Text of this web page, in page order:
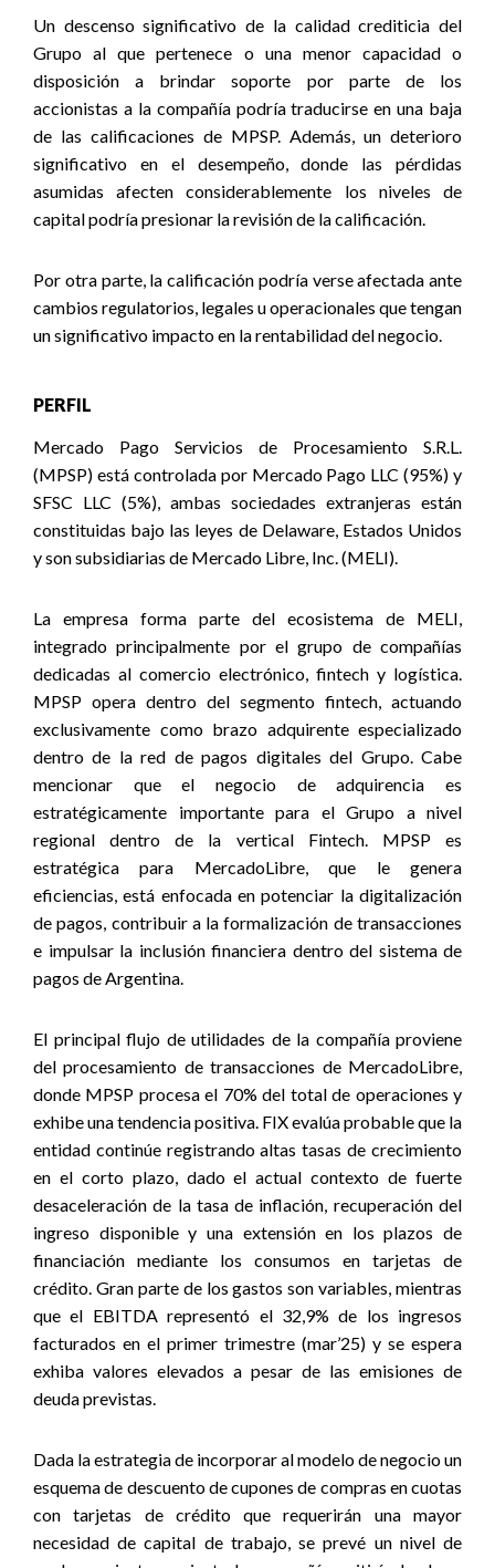
Un descenso significativo de la calidad crediticia del
Grupo al que pertenece o una menor capacidad o
disposición a brindar soporte por parte de los
accionistas a la compañía podría traducirse en una baja
de las calificaciones de MPSP. Además, un deterioro
significativo en el desempeño, donde las pérdidas
asumidas afecten considerablemente los niveles de
capital podría presionar la revisión de la calificación.
Por otra parte, la calificación podría verse afectada ante
cambios regulatorios, legales u operacionales que tengan
un significativo impacto en la rentabilidad del negocio.
PERFIL
Mercado Pago Servicios de Procesamiento S.R.L.
(MPSP) está controlada por Mercado Pago LLC (95%) y
SFSC LLC (5%), ambas sociedades extranjeras están
constituidas bajo las leyes de Delaware, Estados Unidos
y son subsidiarias de Mercado Libre, Inc. (MELI).
La empresa forma parte del ecosistema de MELI,
integrado principalmente por el grupo de compañías
dedicadas al comercio electrónico, fintech y logística.
MPSP opera dentro del segmento fintech, actuando
exclusivamente como brazo adquirente especializado
dentro de la red de pagos digitales del Grupo. Cabe
mencionar que el negocio de adquirencia es
estratégicamente importante para el Grupo a nivel
regional dentro de la vertical Fintech. MPSP es
estratégica para MercadoLibre, que le genera
eficiencias, está enfocada en potenciar la digitalización
de pagos, contribuir a la formalización de transacciones
e impulsar la inclusión financiera dentro del sistema de
pagos de Argentina.
El principal flujo de utilidades de la compañía proviene
del procesamiento de transacciones de MercadoLibre,
donde MPSP procesa el 70% del total de operaciones y
exhibe una tendencia positiva. FIX evalúa probable que la
entidad continúe registrando altas tasas de crecimiento
en el corto plazo, dado el actual contexto de fuerte
desaceleración de la tasa de inflación, recuperación del
ingreso disponible y una extensión en los plazos de
financiación mediante los consumos en tarjetas de
crédito. Gran parte de los gastos son variables, mientras
que el EBITDA representó el 32,9% de los ingresos
facturados en el primer trimestre (mar’25) y se espera
exhiba valores elevados a pesar de las emisiones de
deuda previstas.
Dada la estrategia de incorporar al modelo de negocio un
esquema de descuento de cupones de compras en cuotas
con tarjetas de crédito que requerirán una mayor
necesidad de capital de trabajo, se prevé un nivel de